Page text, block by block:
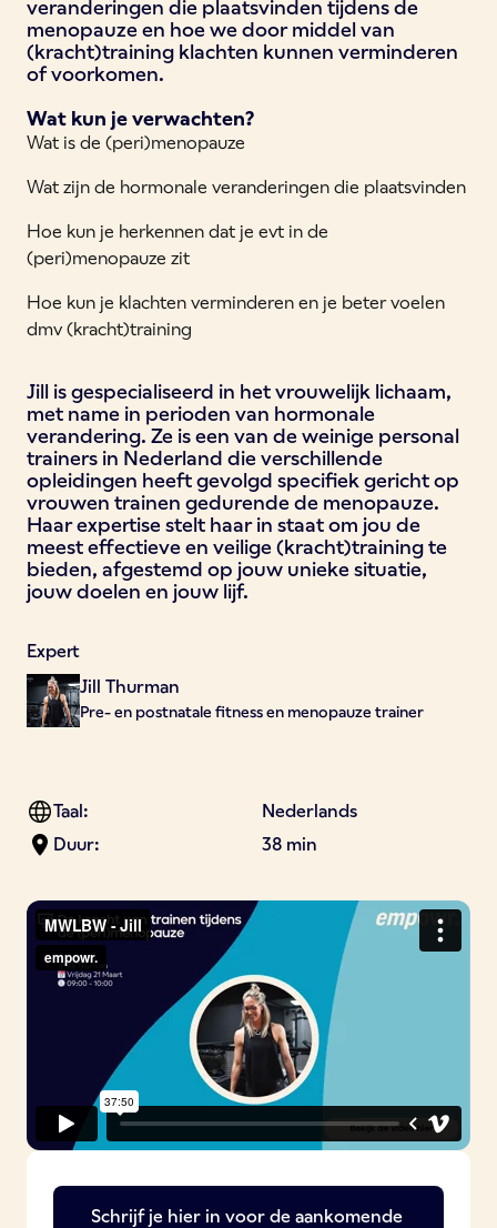
veranderingen die plaatsvinden tijdens de
menopauze en hoe we door middel van
(kracht)training klachten kunnen verminderen
of voorkomen.
Wat kun je verwachten?
Wat is de (peri)menopauze
Wat zijn de hormonale veranderingen die plaatsvinden
Hoe kun je herkennen dat je evt in de
(peri)menopauze zit
Hoe kun je klachten verminderen en je beter voelen
dmv (kracht)training
Jill is gespecialiseerd in het vrouwelijk lichaam,
met name in perioden van hormonale
verandering. Ze is een van de weinige personal
trainers in Nederland die verschillende
opleidingen heeft gevolgd specifiek gericht op
vrouwen trainen gedurende de menopauze.
Haar expertise stelt haar in staat om jou de
meest effectieve en veilige (kracht)training te
bieden, afgestemd op jouw unieke situatie,
jouw doelen en jouw lijf.
Expert
Jill Thurman
Pre- en postnatale fitness en menopauze trainer
Taal:
Nederlands
Duur:
38 min
Schrijf je hier in voor de aankomende